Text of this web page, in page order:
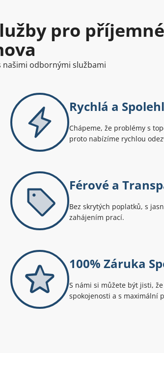
pro
našimi odbornými službami
Rychlá a
Chápeme, že problémy s
proto nabízíme rychlou
Férové a
Bez skrytých poplatků, s
zahájením prací.
100% Záruka
S námi si můžete být jisti,
spokojenosti a s maximální